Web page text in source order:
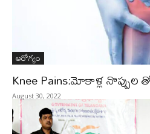
ఆరోగ్యం
Knee Pains:మోకాళ్ల
August 30, 2022